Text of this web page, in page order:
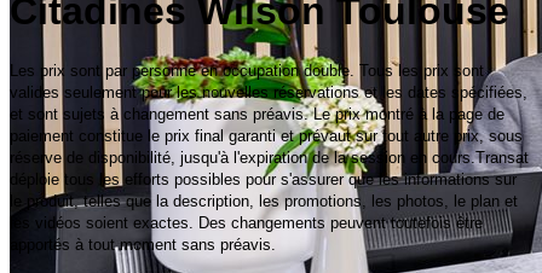
Citadines Wilson Toulouse
Les prix sont par personne en occupation double. Tous les prix sont
valides seulement pour les nouvelles réservations et les dates spécifiées,
et sont sujets à changement sans préavis. Le prix montré à la page de
paiement constitue le prix final garanti et prévaut sur tout autre prix, sous
réserve de disponibilité, jusqu'à l'expiration de la session en cours.Transat
déploie tous les efforts possibles pour s'assurer que les informations sur
le produit, telles que la description, les promotions, les photos, le plan et
les vidéos soient exactes. Des changements peuvent toutefois être
apportés à tout moment sans préavis.